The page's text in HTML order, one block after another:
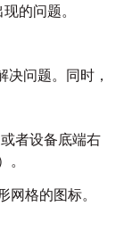
的问题。
问题。同时，
者设备底端右
格的图标。